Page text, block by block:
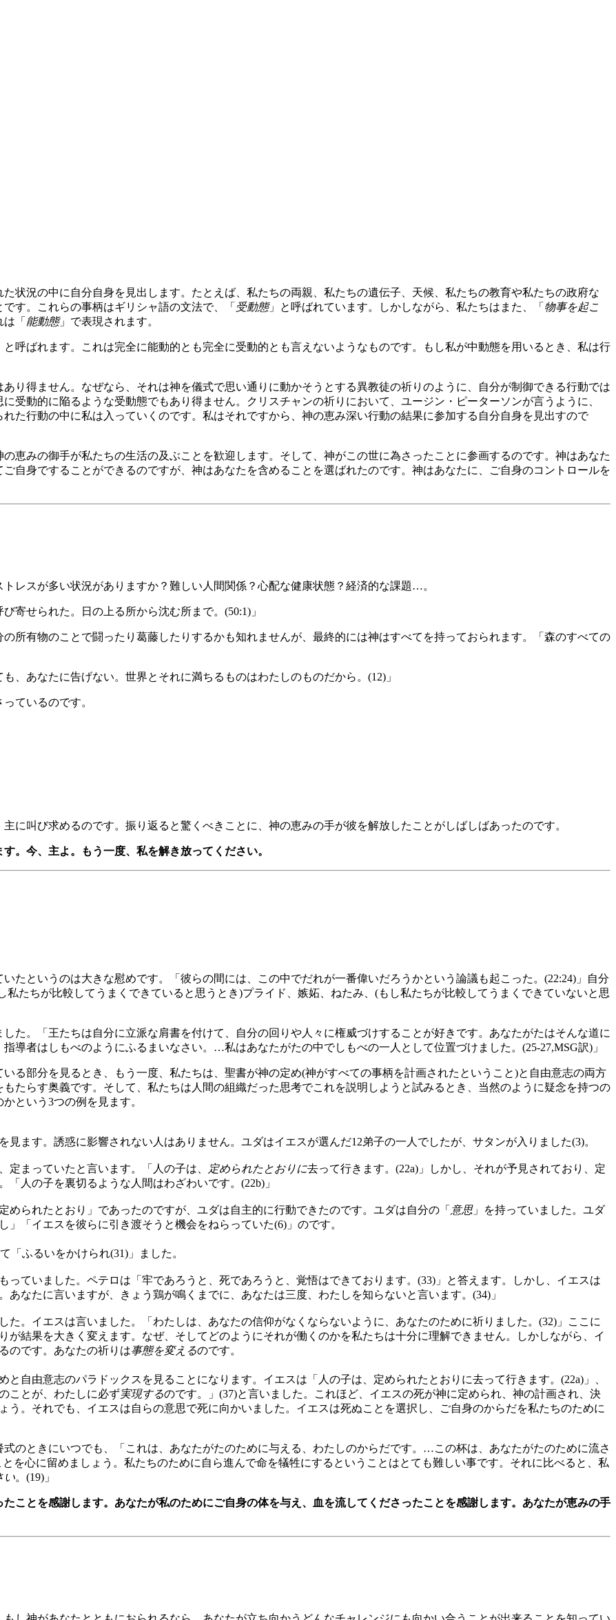
状況の中に自分自身を見出します。たとえば、私たちの両親、私たちの遺伝子、天候、私たちの教育や私たちの政府な
です。これらの事柄はギリシャ語の文法で、「 受動態」と呼ばれています。しかしながら、私たちはまた、「 物事を起こ
「 能動態」で表現されます。
と呼ばれます。これは完全に能動的とも完全に受動的とも言えないようなものです。もし私が中動態を用いるとき、私は行
り得ません。なぜなら、それは神を儀式で思い通りに動かそうとする異教徒の祈りのように、自分が制御できる行動では
受動的に陥るような受動態でもあり得ません。クリスチャンの祈りにおいて、ユージン・ピーターソンが言うように、
た行動の中に私は入っていくのです。私はそれですから、神の恵み深い行動の結果に参加する自分自身を見出すので
恵みの御手が私たちの生活の及ぶことを歓迎します。そして、神がこの世に為さったことに参画するのです。神はあなた
自身ですることができるのですが、神はあなたを含めることを選ばれたのです。神はあなたに、ご自身のコントロールを
レスが多い状況がありますか？難しい人間関係？心配な健康状態？経済的な課題…。
寄せられた。日の上る所から沈む所まで。(50:1)」
所有物のことで闘ったり葛藤したりするかも知れませんが、最終的には神はすべてを持っておられます。「森のすべての
、あなたに告げない。世界とそれに満ちるものはわたしのものだから。(12)」
ているのです。
に叫び求めるのです。振り返ると驚くべきことに、神の恵みの手が彼を解放したことがしばしばあったのです。
。今、主よ。もう一度、私を解き放ってください。
たというのは大きな慰めです。「彼らの間には、この中でだれが一番偉いだろうかという論議も起こった。(22:24)」自分
たちが比較してうまくできていると思うとき)プライド、嫉妬、ねたみ、(もし私たちが比較してうまくできていないと思
た。「王たちは自分に立派な肩書を付けて、自分の回りや人々に権威づけすることが好きです。あなたがたはそんな道に
導者はしもべのようにふるまいなさい。…私はあなたがたの中でしもべの一人として位置づけました。(25-27,MSG訳)」
る部分を見るとき、もう一度、私たちは、聖書が神の定め(神がすべての事柄を計画されたということ)と自由意志の両方
たらす奥義です。そして、私たちは人間の組織だった思考でこれを説明しようと試みるとき、当然のように疑念を持つの
という3つの例を見ます。
ます。誘惑に影響されない人はありません。ユダはイエスが選んだ12弟子の一人でしたが、サタンが入りました(3)。
まっていたと言います。「人の子は、 定められたとおりに去って行きます。(22a)」しかし、それが予見されており、定
人の子を裏切るような人間はわざわいです。(22b)」
られたとおり」であったのですが、ユダは自主的に行動できたのです。ユダは自分の「 意思」を持っていました。ユダ
「イエスを彼らに引き渡そうと機会をねらっていた(6)」のです。
「ふるいをかけられ(31)」ました。
っていました。ペテロは「牢であろうと、死であろうと、覚悟はできております。(33)」と答えます。しかし、イエスは
なたに言いますが、きょう鶏が鳴くまでに、あなたは三度、わたしを知らないと言います。(34)」
た。イエスは言いました。「わたしは、あなたの信仰がなくならないように、あなたのために祈りました。(32)」ここに
が結果を大きく変えます。なぜ、そしてどのようにそれが働くのかを私たちは十分に理解できません。しかしながら、イ
のです。あなたの祈りは事態を変えるのです。
自由意志のパラドックスを見ることになります。イエスは「人の子は、定められたとおりに去って行きます。(22a)」、
ことが、わたしに必ず実現するのです。」(37)と言いました。これほど、イエスの死が神に定められ、神の計画され、決
う。それでも、イエスは自らの意思で死に向かいました。イエスは死ぬことを選択し、ご自身のからだを私たちのために
のときにいつでも、「これは、あなたがたのために与える、わたしのからだです。…この杯は、あなたがたのために流さ
を心に留めましょう。私たちのために自ら進んで命を犠牲にするということはとても難しい事です。それに比べると、私
い。(19)」
ことを感謝します。あなたが私のためにご自身の体を与え、血を流してくださったことを感謝します。あなたが恵みの手